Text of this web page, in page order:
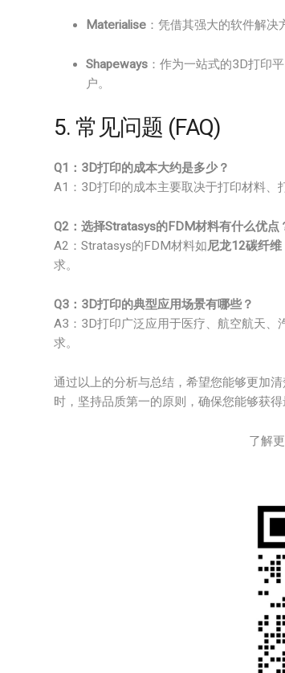
Materialise ：凭借其强大的软件解
Shapeways ：作为一站式的3D打印
户。
5. 常见问题 (FAQ)
Q1：3D打印的成本大约是多少？
A1：3D打印的成本主要取决于打印材料、
Q2：选择Stratasys的FDM材料有什么优点
A2：Stratasys的FDM材料如尼龙12碳纤维
求。
Q3：3D打印的典型应用场景有哪些？
A3：3D打印广泛应用于医疗、航空航天、
求。
通过以上的分析与总结，希望您能够更加清
时，坚持品质第一的原则，确保您能够获得
了解